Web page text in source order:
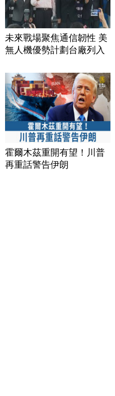
未來戰場聚焦通信韌性 美
無人機優勢計劃台廠列入
霍爾木茲重開有望！川普
再重話警告伊朗